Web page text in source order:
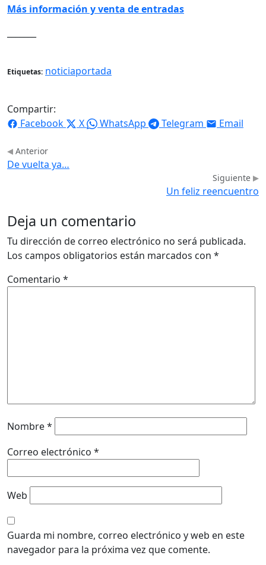
Más información y venta de entradas
Etiquetas: noticiaportada
Compartir:
Facebook
X WhatsApp Telegram Email
Anterior
De vuelta ya…
Siguiente
Un feliz reencuentro
Deja un comentario
Tu dirección de correo electrónico no será publicada.
Los campos obligatorios están marcados con *
Comentario *
Nombre*
Correo electrónico *
Web
Guarda mi nombre, correo electrónico y web en este
navegador para la próxima vez que comente.